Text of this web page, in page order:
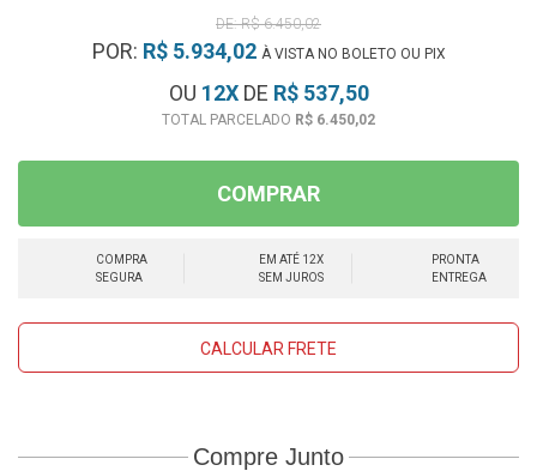
R$ 6.450,02
POR: R$ 5.934,02 À VISTA NO BOLETO OU PIX
OU 12XDE R$ 537,50
R$ 6.450,02
COMPRAR
COMPRA
SEGURA
EM ATÉ 12X
SEM JUROS
PRONTA
ENTREGA
CALCULAR FRETE
Compre Junto